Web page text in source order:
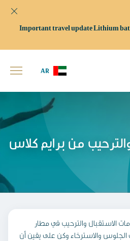
Important travel update Lithium
AR
من برايم كلاس
الاستقبال والترحيب في مطار
والاسترخاء وكن على يقين أن